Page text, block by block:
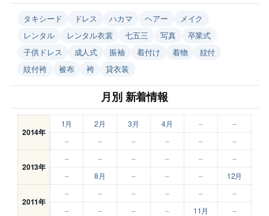
タキシード ドレス ハカマ ヘアー
メイク
レンタル
レンタル衣裳 七五三 写真
卒業式
子供ドレス
成人式 振袖 着付け 着物
紋付
紋付袴
被布 袴 貸衣装
月別 新着情報
2014年
1月 2月 3月 4月 –
–
–
– – – – –
2013年
– – – – –
–
–
8月 – – – 12月
2011年
– – – – –
–
–
– – – 11月 –